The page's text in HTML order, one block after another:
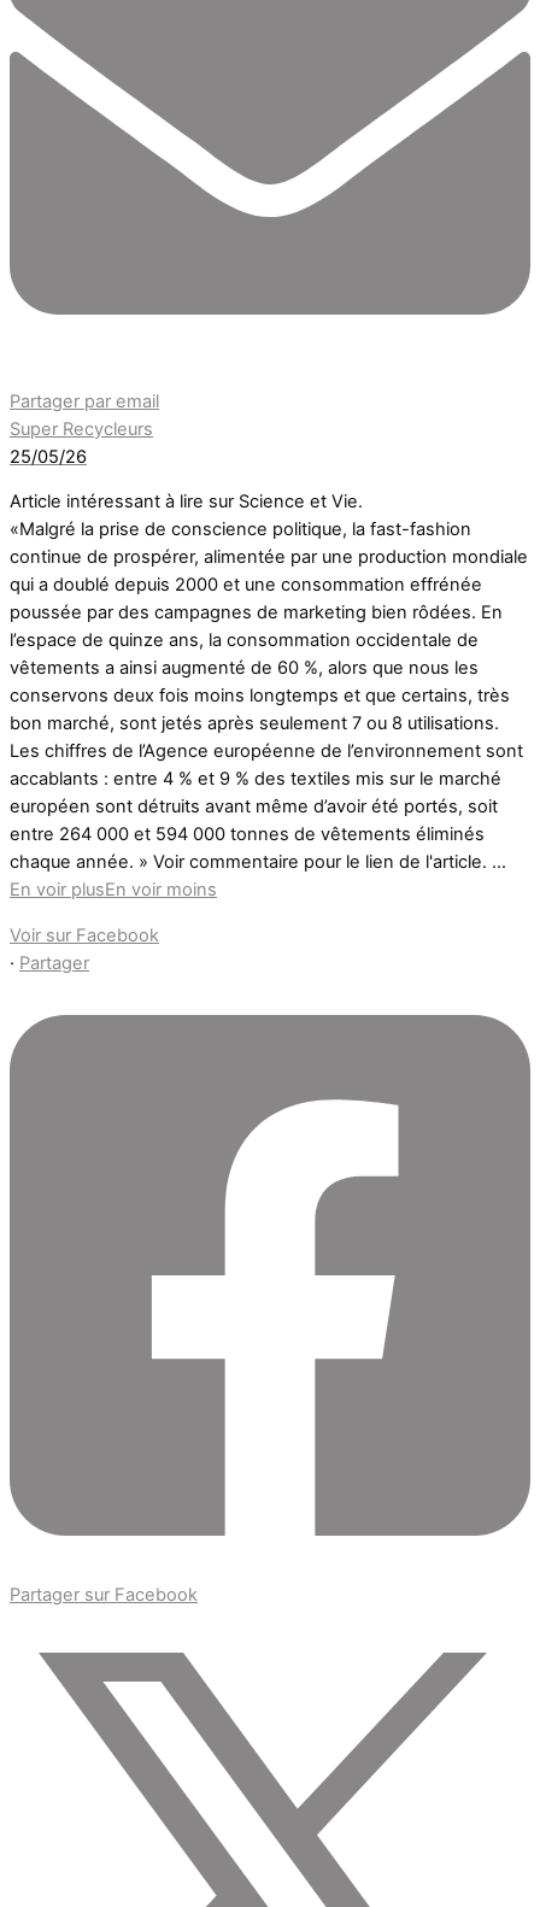
Partager par email
Super Recycleurs
25/05/26
Article intéressant à lire sur Science et Vie.
«Malgré la prise de conscience politique, la fast-fashion
continue de prospérer, alimentée par une production mondiale
qui a doublé depuis 2000 et une consommation effrénée
poussée par des campagnes de marketing bien rôdées. En
l’espace de quinze ans, la consommation occidentale de
vêtements a ainsi augmenté de 60 %, alors que nous les
conservons deux fois moins longtemps et que certains, très
bon marché, sont jetés après seulement 7 ou 8 utilisations.
Les chiffres de l’Agence européenne de l’environnement sont
accablants : entre 4 % et 9 % des textiles mis sur le marché
européen sont détruits avant même d’avoir été portés, soit
entre 264 000 et 594 000 tonnes de vêtements éliminés
chaque année. » Voir commentaire pour le lien de l'article. ...
En voir plusEn voir moins
Voir sur Facebook
· Partager
Partager sur Facebook